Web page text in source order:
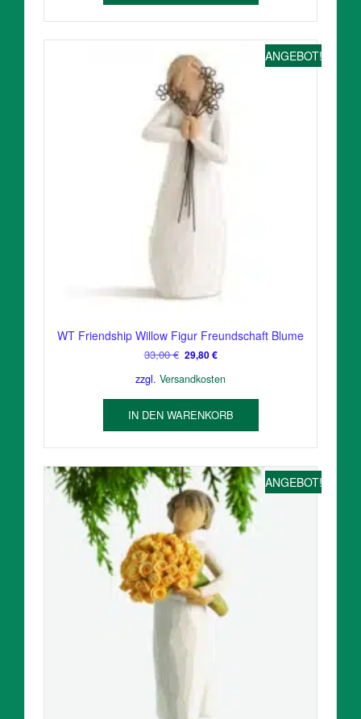
ANGEBOT!
WT Friendship Willow Figur Freundschaft Blume
33,00€ Ursprünglicher
war:
33,00 €
29,80€Aktueller
ist:
29,80 €.
zzgl. Versandkosten
IN DEN WARENKORB
ANGEBOT!